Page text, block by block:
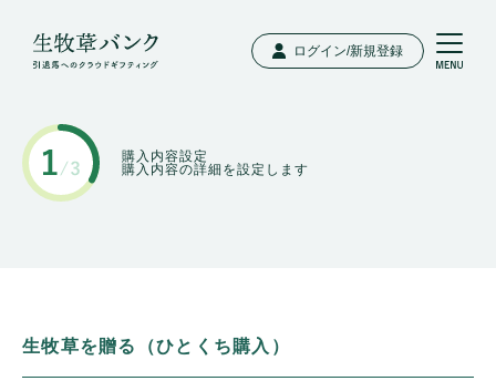
ログイン/新規登録
購入内容設定
購入内容の詳細を設定します
生牧草を贈る（ひとくち購入）